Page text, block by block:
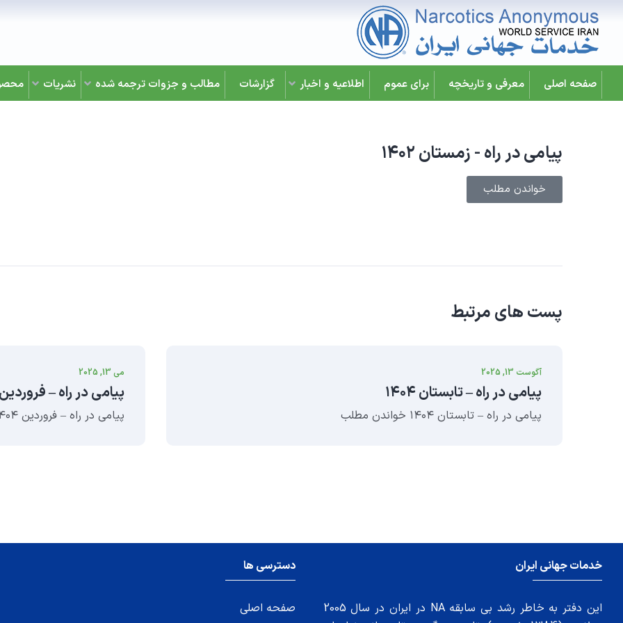
صفحه اصلی معرفی و تاریخچه برای عموم اطلاعیه و اخبار گزارشات مطالب و جزوات ترجمه شده نشریات
پیامی در راه - زمستان ۱۴۰۲
خواندن مطلب
پست های مرتبط
آگوست 13, 2025
پیامی در راه – تابستان ۱۴۰۴
پیامی در راه – تابستان ۱۴۰۴ خواندن مطلب
می 13, 2025
پیامی در راه – فروردین ۱۴۰۴
پیامی در راه – فروردین ۱۴۰۴ خواندن مطلب
خدمات جهانی ایران
این دفتر به خاطر رشد بی سابقه NA در ایران در سال 2005
دسترسی ها
صفحه اصلی